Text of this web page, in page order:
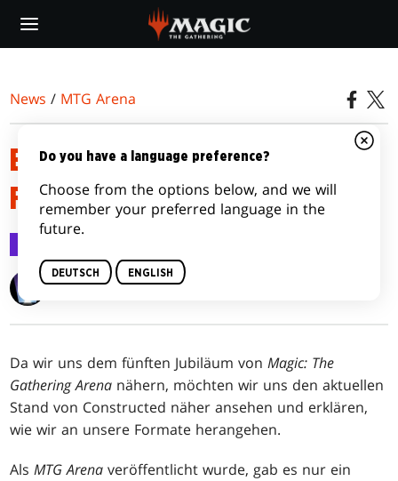
main
News / MTG Arena
BERICHT ZUR LAGE DER
FORMATE IN MTG ARENA
Jay Parker
Da wir uns dem fünften Jubiläum vonMagic: The
Gathering Arena nähern, möchten wir uns den aktuellen
Stand von Constructed näher ansehen und erklären,
wie wir an unsere Formate herangehen.
AlsMTG Arena veröffentlicht wurde, gab es nur ein
Do you have a language preference?
Choose from the options below, and we will
remember your preferred language in the
future.
DEUTSCH ENGLISH